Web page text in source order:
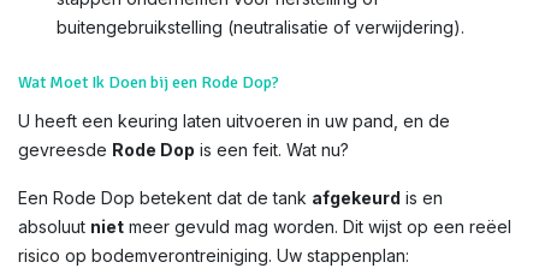
buitengebruikstelling (neutralisatie of verwijdering).
Wat Moet Ik Doen bij een Rode Dop?
U heeft een keuring laten uitvoeren in uw pand, en de
gevreesde Rode Dop is een feit. Wat nu?
Een Rode Dop betekent dat de tank afgekeurd is en
absoluut niet meer gevuld mag worden. Dit wijst op een reëel
risico op bodemverontreiniging. Uw stappenplan: